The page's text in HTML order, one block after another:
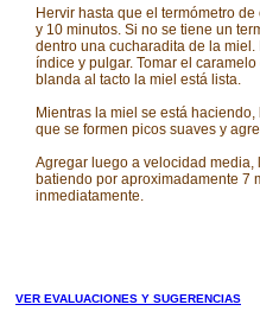
Hervir hasta que el termómetro
y 10 minutos. Si no se tiene un
dentro una cucharadita de la
índice y pulgar. Tomar el
blanda al tacto la miel está lista.
Mientras la miel se está
que se formen picos suaves y
Agregar luego a velocidad
batiendo por aproximadamente 7
inmediatamente.
VER EVALUACIONES Y SUGERENCIAS